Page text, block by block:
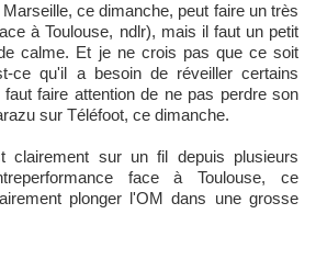
ce dimanche, peut faire un très
à Toulouse, ndlr), mais il faut un petit
calme. Et je ne crois pas que ce soit
ce qu'il a besoin de réveiller certains
faire attention de ne pas perdre son
sur Téléfoot, ce dimanche.
clairement sur un fil depuis plusieurs
face à Toulouse, ce
plonger l'OM dans une grosse